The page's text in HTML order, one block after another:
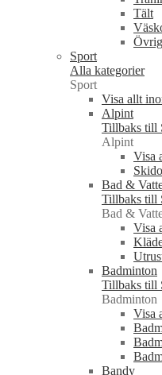
Tält
Sport
Alla kategorier
Sport
Visa allt
Alpint
Tillbaks till
Alpint
Visa
Bad &
Tillbaks till
Bad &
Visa
Badminton
Tillbaks till
Badminton
Visa
Bandy